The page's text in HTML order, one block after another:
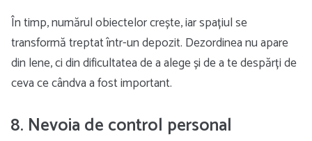
În timp, numărul obiectelor crește, iar spațiul se
transformă treptat într-un depozit. Dezordinea nu apare
din lene, ci din dificultatea de a alege și de a te despărți de
ceva ce cândva a fost important.
8. Nevoia de control personal